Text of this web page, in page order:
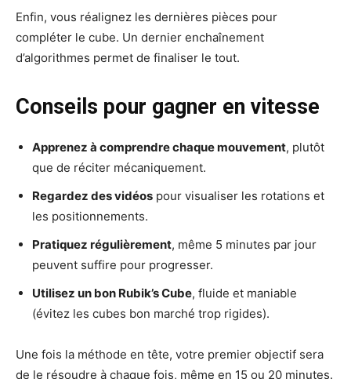
Enfin, vous réalignez les dernières pièces pour
compléter le cube. Un dernier enchaînement
d’algorithmes permet de finaliser le tout.
Conseils pour gagner en vitesse
Apprenez à comprendre chaque mouvement, plutôt
que de réciter mécaniquement.
Regardez des vidéos pour visualiser les rotations et
les positionnements.
Pratiquez régulièrement, même 5 minutes par jour
peuvent suffire pour progresser.
Utilisez un bon Rubik’s Cube, fluide et maniable
(évitez les cubes bon marché trop rigides).
Une fois la méthode en tête, votre premier objectif sera
de le résoudre à chaque fois, même en 15 ou 20 minutes.